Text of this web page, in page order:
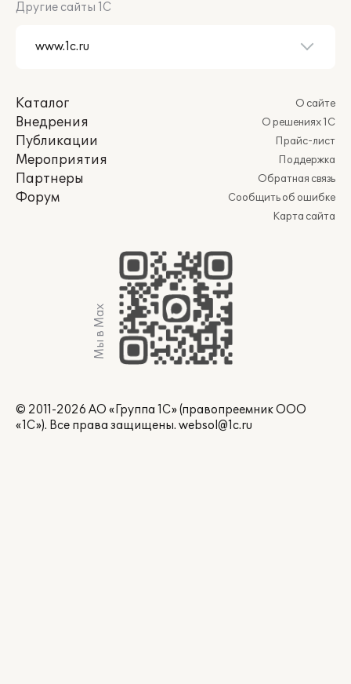
Другие сайты 1С
Каталог
Внедрения
Публикации
Мероприятия
Партнеры
Форум
О сайте
О решениях 1С
Прайс-лист
Поддержка
Обратная связь
Сообщить об ошибке
Карта сайта
Мы в Max
© 2011-2026 АО «Группа 1С» (правопреемник ООО
«1С»). Все права защищены. websol@1c.ru